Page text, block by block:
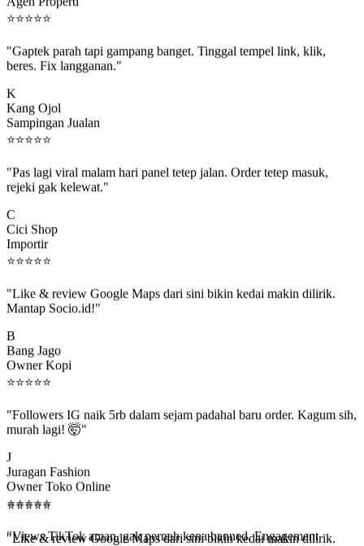
⭐⭐⭐⭐⭐
beres. Fix langganan."
Kang Ojol
Sampingan Jualan
⭐⭐⭐⭐⭐
rejeki gak kelewat."
Cici Shop
Importir
⭐⭐⭐⭐⭐
Mantap Socio.id!"
Bang Jago
Owner Kopi
⭐⭐⭐⭐ ⭐
murah lagi! 🤯"
Juragan Fashion
Owner Toko Online
⭐⭐⭐⭐ ⭐
beneran naik, algoritma suka."